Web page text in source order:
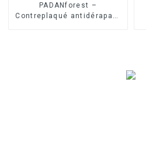
PADANforest –
Contreplaqué antidérapant